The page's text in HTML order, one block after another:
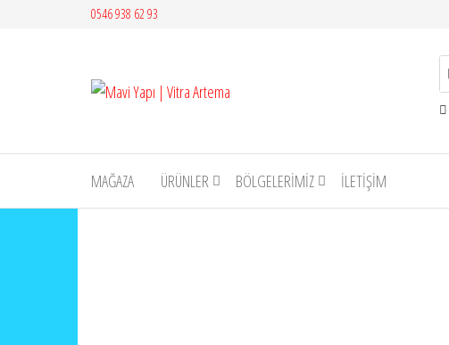
0546 938 62 93
Vitra
Artema
MAĞAZA ÜRÜNLER BÖLGELERİMİZ İLETIŞIM